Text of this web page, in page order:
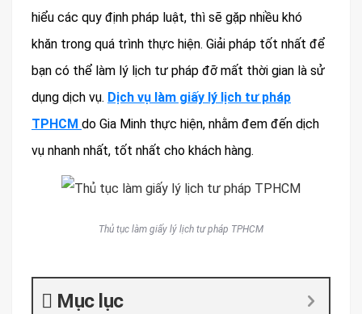
hiểu các quy định pháp luật, thì sẽ gặp nhiều khó
khăn trong quá trình thực hiện. Giải pháp tốt nhất để
bạn có thể làm lý lịch tư pháp đỡ mất thời gian là sử
dụng dịch vụ. Dịch vụ làm giấy lý lịch tư pháp
TPHCM do Gia Minh thực hiện, nhằm đem đến dịch
vụ nhanh nhất, tốt nhất cho khách hàng.
Thủ tục làm giấy lý lịch tư pháp TPHCM
Mục lục